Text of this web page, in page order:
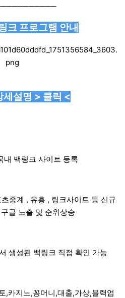
크 프로그램 안내
세설명 > 클릭 <
내 백링크 사이트 등록
중계 , 유흥 , 링크사이트 등 신규
글 노출 및 순위상승
생성된 백링크 직접 확인 가능
,카지노,꽁머니,대출,가상,블랙업